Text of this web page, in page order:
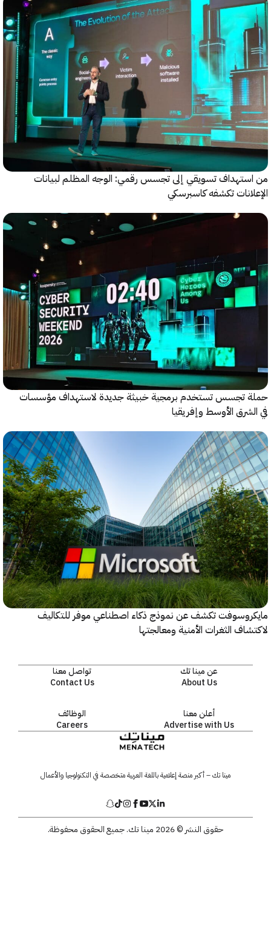
تسويقي إلى تجسس رقمي: الوجه المظلم لبيانات
تكشفه كاسبرسكي
تجسس تستخدم برمجية خبيثة جديدة لاستهداف مؤسسات
الأوسط وإفريقيا
تكشف عن نموذج ذكاء اصطناعي موفر للتكاليف
الثغرات الأمنية ومعالجتها
عن مينا تك
About Us
تواصل معنا
Contact Us
أعلن معنا
Advertise with Us
الوظائف
Careers
مينا تك – أكبر منصة إعلامية باللغة العربية متخصصة في التكنولوجيا والأعمال
حقوق النشر © 2026 مينا تك. جميع الحقوق محفوظة.